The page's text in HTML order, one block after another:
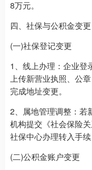
8万元。
四、社保与公积金变
(一)社保登记变更
1、线上办理：企业登
上传新营业执照、公
完成地址变更。
2、属地管理调整：若
机构提交《社会保险
社保中心办理转入手
(二)公积金账户变更